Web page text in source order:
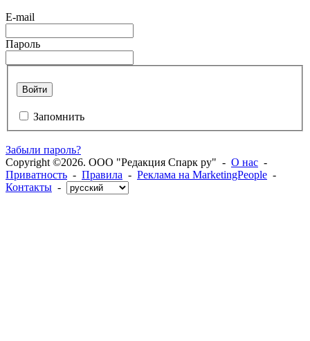
E-mail
Пароль
Войти
Запомнить
Забыли пароль?
Copyright ©2026. ООО "Редакция Спарк ру" - О нас -
Приватность - Правила - Реклама на MarketingPeople -
Контакты -